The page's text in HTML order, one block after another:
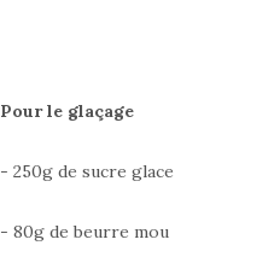
Pour le glaçage
- 250g de sucre glace
- 80g de beurre mou